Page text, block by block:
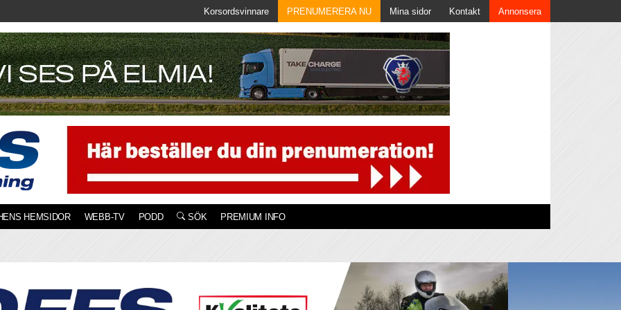
Korsordsvinnare PRENUMERERA NU Mina sidor Kontakt Annonsera
HEMSIDOR WEBB-TV PODD SÖK PREMIUM INFO